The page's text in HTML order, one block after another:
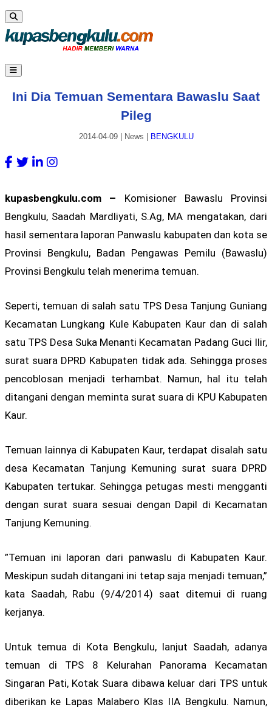
Ini Dia Temuan Sementara Bawaslu Saat
Pileg
2014-04-09| News BENGKULU
kupasbengkulu.com – Komisioner Bawaslu Provinsi
Bengkulu, Saadah Mardliyati, S.Ag, MA mengatakan, dari
hasil sementara laporan Panwaslu kabupaten dan kota se
Provinsi Bengkulu, Badan Pengawas Pemilu (Bawaslu)
Provinsi Bengkulu telah menerima temuan.
Seperti, temuan di salah satu TPS Desa Tanjung Guniang
Kecamatan Lungkang Kule Kabupaten Kaur dan di salah
satu TPS Desa Suka Menanti Kecamatan Padang Guci Ilir,
surat suara DPRD Kabupaten tidak ada. Sehingga proses
pencoblosan menjadi terhambat. Namun, hal itu telah
ditangani dengan meminta surat suara di KPU Kabupaten
Kaur.
Temuan lainnya di Kabupaten Kaur, terdapat disalah satu
desa Kecamatan Tanjung Kemuning surat suara DPRD
Kabupaten tertukar. Sehingga petugas mesti mengganti
dengan surat suara sesuai dengan Dapil di Kecamatan
Tanjung Kemuning.
”Temuan ini laporan dari panwaslu di Kabupaten Kaur.
Meskipun sudah ditangani ini tetap saja menjadi temuan,”
kata Saadah, Rabu (9/4/2014) saat ditemui di ruang
kerjanya.
Untuk temua di Kota Bengkulu, lanjut Saadah, adanya
temuan di TPS 8 Kelurahan Panorama Kecamatan
Singaran Pati, Kotak Suara dibawa keluar dari TPS untuk
diberikan ke Lapas Malabero Klas IIA Bengkulu. Namun,